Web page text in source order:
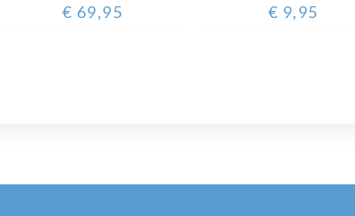
€ 69,95 € 9,95